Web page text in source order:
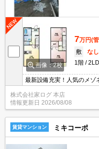
画像：2枚
7万円(
敷
なし
1階
最新設備充実！人気のメゾ
株式会社家ログ 本店
情報更新日 2026/08/08
賃貸マンション ミキコーポ